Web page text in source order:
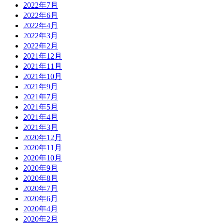
2022年7月
2022年6月
2022年4月
2022年3月
2022年2月
2021年12月
2021年11月
2021年10月
2021年9月
2021年7月
2021年5月
2021年4月
2021年3月
2020年12月
2020年11月
2020年10月
2020年9月
2020年8月
2020年7月
2020年6月
2020年4月
2020年2月